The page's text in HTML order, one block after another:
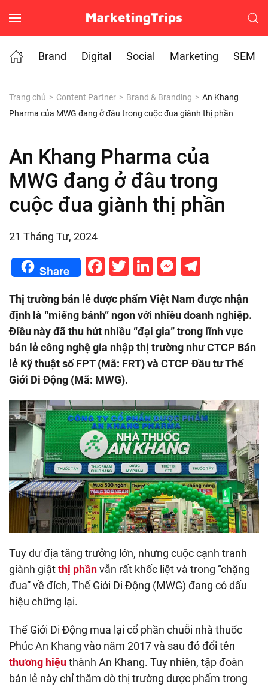
Skip to main content
Brand
Digital Social Marketing SEM
Trang chủ Content Partner Brand & Branding
An Khang
Pharma của MWG đang ở đâu trong cuộc đua giành thị phần
An Khang Pharma của
MWG đang ở đâu trong
cuộc đua giành thị phần
21 Tháng Tư, 2024
Share Facebook
Twitter
LinkedIn
Thị trường bán lẻ dược phẩm Việt Nam được nhận
định là “miếng bánh” ngon với nhiều doanh nghiệp.
Điều này đã thu hút nhiều “đại gia” trong lĩnh vực
bán lẻ công nghệ gia nhập thị trường như CTCP Bán
lẻ Kỹ thuật số FPT (Mã: FRT) và CTCP Đầu tư Thế
Giới Di Động (Mã: MWG).
Tuy dư địa tăng trưởng lớn, nhưng cuộc cạnh tranh
giành giậtthị phầnvẫn rất khốc liệt và trong “chặng
đua” về đích, Thế Giới Di Động (MWG) đang có dấu
hiệu chững lại.
Thế Giới Di Động mua lại cổ phần chuỗi nhà thuốc
Phúc An Khang vào năm 2017 và sau đó đổi tên
thương hiệuthành An Khang. Tuy nhiên, tập đoàn
bán lẻ này chỉ thăm dò thị trường dược phẩm trong